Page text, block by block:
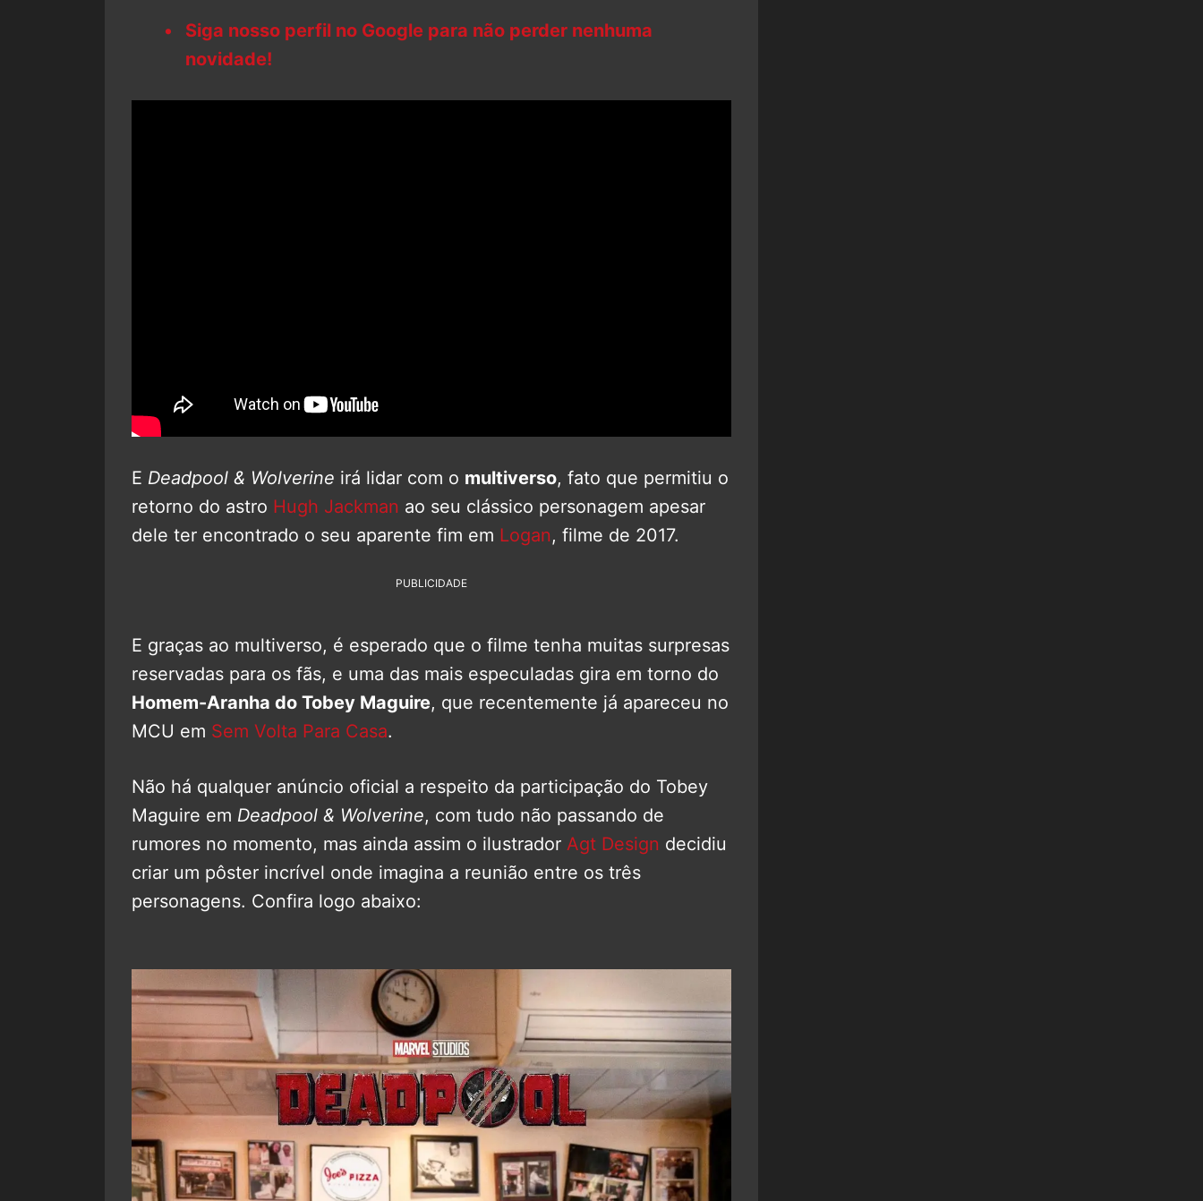
Siga nosso perfil no Google para não perder nenhuma
novidade!
E Deadpool & Wolverine irá lidar com o multiverso, fato que permitiu o
retorno do astro Hugh Jackman ao seu clássico personagem apesar
dele ter encontrado o seu aparente fim em Logan, filme de 2017.
PUBLICIDADE
E graças ao multiverso, é esperado que o filme tenha muitas surpresas
reservadas para os fãs, e uma das mais especuladas gira em torno do
Homem-Aranha do Tobey Maguire, que recentemente já apareceu no
MCU em Sem Volta Para Casa.
Não há qualquer anúncio oficial a respeito da participação do Tobey
Maguire em Deadpool & Wolverine, com tudo não passando de
rumores no momento, mas ainda assim o ilustrador Agt Design decidiu
criar um pôster incrível onde imagina a reunião entre os três
personagens. Confira logo abaixo: